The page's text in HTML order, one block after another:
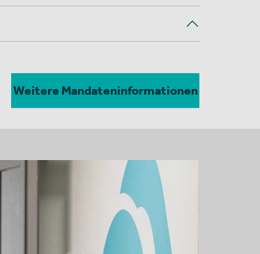
Weitere Mandateninformationen